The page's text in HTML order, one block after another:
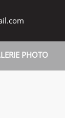
PHOTO